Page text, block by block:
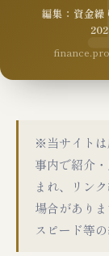
編集：資金
※当サイトは
事内で紹介
まれ、リン
場合があり
スピード等